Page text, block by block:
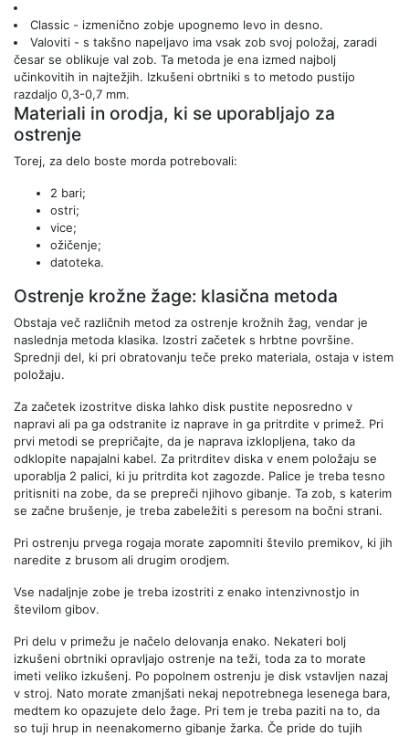
Classic - izmenično zobje upognemo levo in desno.
Valoviti - s takšno napeljavo ima vsak zob svoj položaj, zaradi
česar se oblikuje val zob. Ta metoda je ena izmed najbolj
učinkovitih in najtežjih. Izkušeni obrtniki s to metodo pustijo
razdaljo 0,3-0,7 mm.
Materiali in orodja, ki se uporabljajo za
ostrenje
Torej, za delo boste morda potrebovali:
2 bari;
ostri;
vice;
ožičenje;
datoteka.
Ostrenje krožne žage: klasična metoda
Obstaja več različnih metod za ostrenje krožnih žag, vendar je
naslednja metoda klasika. Izostri začetek s hrbtne površine.
Sprednji del, ki pri obratovanju teče preko materiala, ostaja v istem
položaju.
Za začetek izostritve diska lahko disk pustite neposredno v
napravi ali pa ga odstranite iz naprave in ga pritrdite v primež. Pri
prvi metodi se prepričajte, da je naprava izklopljena, tako da
odklopite napajalni kabel. Za pritrditev diska v enem položaju se
uporablja 2 palici, ki ju pritrdita kot zagozde. Palice je treba tesno
pritisniti na zobe, da se prepreči njihovo gibanje. Ta zob, s katerim
se začne brušenje, je treba zabeležiti s peresom na bočni strani.
Pri ostrenju prvega rogaja morate zapomniti število premikov, ki jih
naredite z brusom ali drugim orodjem.
Vse nadaljnje zobe je treba izostriti z enako intenzivnostjo in
številom gibov.
Pri delu v primežu je načelo delovanja enako. Nekateri bolj
izkušeni obrtniki opravljajo ostrenje na teži, toda za to morate
imeti veliko izkušenj. Po popolnem ostrenju je disk vstavljen nazaj
v stroj. Nato morate zmanjšati nekaj nepotrebnega lesenega bara,
medtem ko opazujete delo žage. Pri tem je treba paziti na to, da
so tuji hrup in neenakomerno gibanje žarka. Če pride do tujih